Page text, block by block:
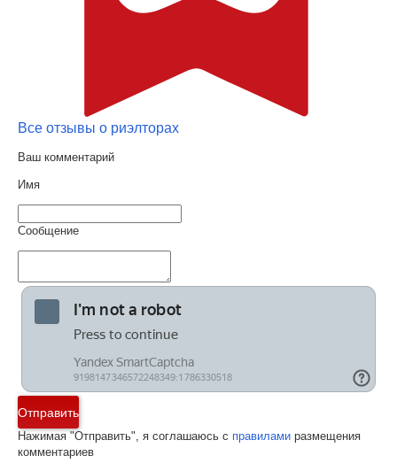
Все отзывы о риэлторах
Ваш комментарий
Имя
Сообщение
Отправить
Нажимая "Отправить", я соглашаюсь с правилами размещения
комментариев